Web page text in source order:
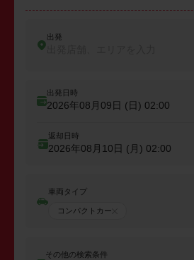
出発
出発日時
2026年08月09日 (日) 02:00
返却日時
2026年08月10日 (月) 02:00
車両タイプ
コンパクトカー
その他の検索条件